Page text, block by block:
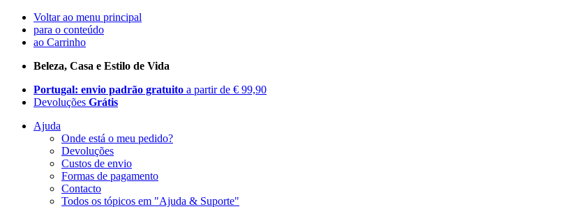
Voltar ao menu principal
para o conteúdo
ao Carrinho
Beleza, Casa e Estilo de Vida
Portugal: envio padrão gratuito a partir de € 99,90
Devoluções Grátis
Ajuda
Onde está o meu pedido?
Devoluções
Custos de envio
Formas de pagamento
Contacto
Todos os tópicos em "Ajuda & Suporte"